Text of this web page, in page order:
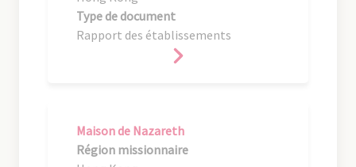
Type de document
Rapport des établissements
Maison de Nazareth
Région missionnaire